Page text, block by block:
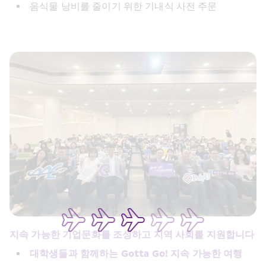
음식물 낭비를 줄이기 위한 기내식 사전 주문
지속 가능한 기업문화를 조성하고 지역 사회를 지원합니다
대학생들과 함께하는 Gotta Go! 지속 가능한 여행